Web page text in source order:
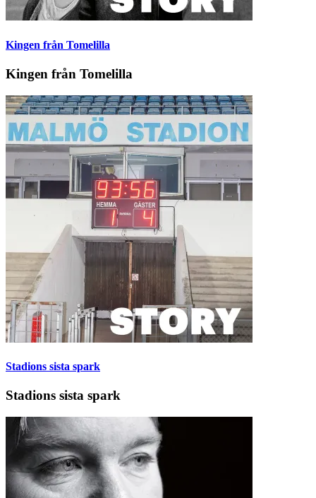
Kingen från Tomelilla
Kingen från Tomelilla
Stadions sista spark
Stadions sista spark